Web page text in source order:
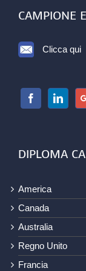
CAMPIONE
Clicca qui
DIPLOMA
America
Canada
Australia
Regno Unito
Francia